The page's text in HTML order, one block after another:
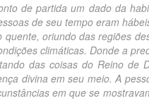
de partida um dado da
de seu tempo eram
quente, oriundo das regiões
climáticas. Donde a
coisas do Reino de
divina em seu meio. A
em que se